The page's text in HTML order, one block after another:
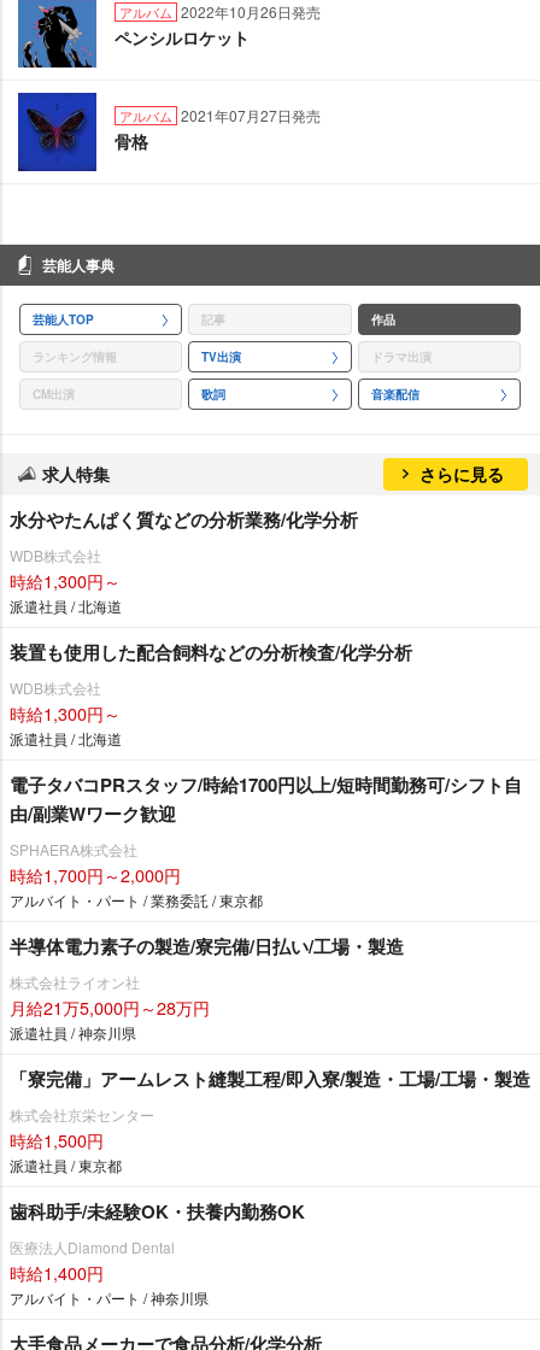
アルバム 2022年10月26日発売
ペンシルロケット
アルバム 2021年07月27日発売
骨格
芸能人事典
芸能人TOP 記事 作品
ランキング情報 TV出演 ドラマ出演
CM出演 歌詞 音楽配信
求人特集 さらに見る
水分やたんぱく質などの分析業務/化学分析
WDB株式会社
時給1,300円～
派遣社員 / 北海道
装置も使用した配合飼料などの分析検査/化学分析
WDB株式会社
時給1,300円～
派遣社員 / 北海道
電子タバコPRスタッフ/時給1700円以上/短時間勤務可/シフト自
由/副業Wワーク歓迎
SPHAERA株式会社
時給1,700円～2,000円
アルバイト・パート / 業務委託 / 東京都
半導体電力素子の製造/寮完備/日払い/工場・製造
株式会社ライオン社
月給21万5,000円～28万円
派遣社員 / 神奈川県
「寮完備」アームレスト縫製工程/即入寮/製造・工場/工場・製造
株式会社京栄センター
時給1,500円
派遣社員 / 東京都
歯科助手/未経験OK・扶養内勤務OK
医療法人Diamond Dental
時給1,400円
アルバイト・パート / 神奈川県
大手食品メーカーで食品分析/化学分析